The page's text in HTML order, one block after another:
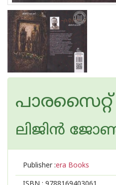
പാരസൈറ്റ്
ലിജിൻ
Publisher :era Books